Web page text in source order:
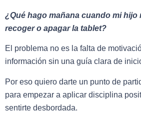
¿Qué hago mañana cuando mi hijo
recoger o apagar la tablet?
El problema no es la falta de
información sin una guía clara de
Por eso quiero darte un punto de
para empezar a aplicar disciplina
sentirte desbordada.